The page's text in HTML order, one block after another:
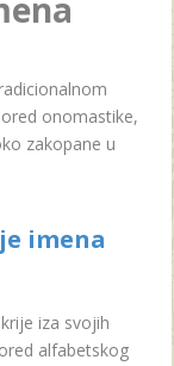
onomastike,
zakopane u
imena
iza svojih
alfabetskog